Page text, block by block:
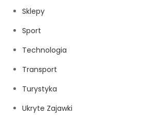
Sklepy
Sport
Technologia
Transport
Turystyka
Ukryte Zajawki